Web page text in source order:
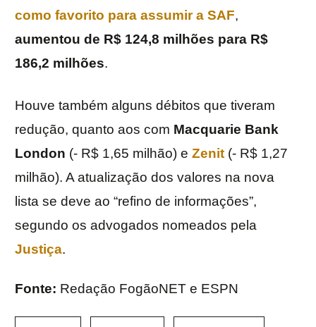
como favorito para assumir a SAF,
aumentou de R$ 124,8 milhões para R$
186,2 milhões.
Houve também alguns débitos que tiveram
redução, quanto aos com Macquarie Bank
London (- R$ 1,65 milhão) e Zenit (- R$ 1,27
milhão). A atualização dos valores na nova
lista se deve ao “refino de informações”,
segundo os advogados nomeados pela
Justiça.
Fonte: Redação FogãoNET e ESPN